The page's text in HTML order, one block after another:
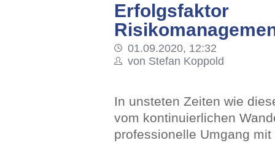
Erfolgsfaktor
01.09.2020, 12:32
von Stefan Koppold
In unsteten Zeiten wie
vom kontinuierlichen
professionelle Umgang